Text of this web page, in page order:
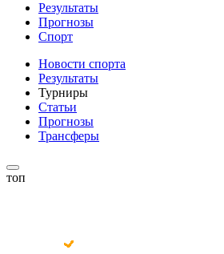
Результаты
Прогнозы
Спорт
Новости спорта
Результаты
Турниры
Статьи
Прогнозы
Трансферы
топ